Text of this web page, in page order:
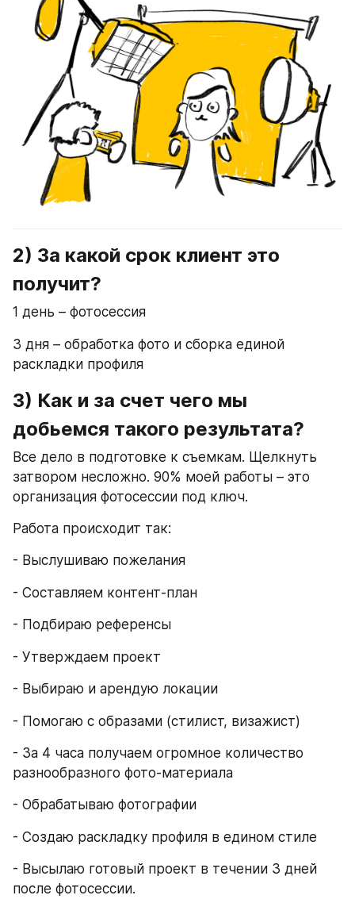
2) За какой срок клиент это
получит?
1 день – фотосессия
3 дня – обработка фото и сборка единой
раскладки профиля
3) Как и за счет чего мы
добьемся такого результата?
Все дело в подготовке к съемкам. Щелкнуть
затвором несложно. 90% моей работы – это
организация фотосессии под ключ.
Работа происходит так:
- Выслушиваю пожелания
- Составляем контент-план
- Подбираю референсы
- Утверждаем проект
- Выбираю и арендую локации
- Помогаю с образами (стилист, визажист)
- За 4 часа получаем огромное количество
разнообразного фото-материала
- Обрабатываю фотографии
- Создаю раскладку профиля в едином стиле
- Высылаю готовый проект в течении 3 дней
после фотосессии.